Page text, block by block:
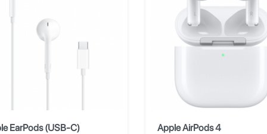
EarPods (USB-C)
Apple AirPods 4